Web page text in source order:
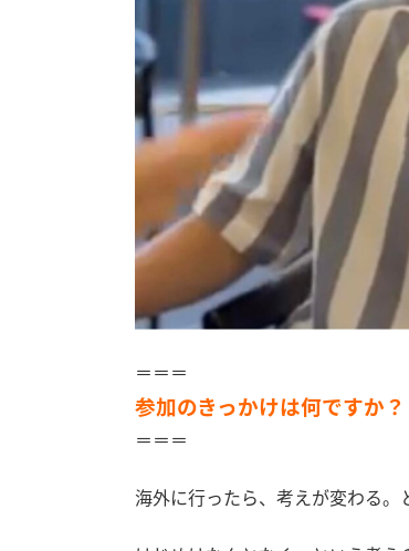
＝＝＝
参加のきっかけは何ですか？
＝＝＝
海外に行ったら、考えが変わる。